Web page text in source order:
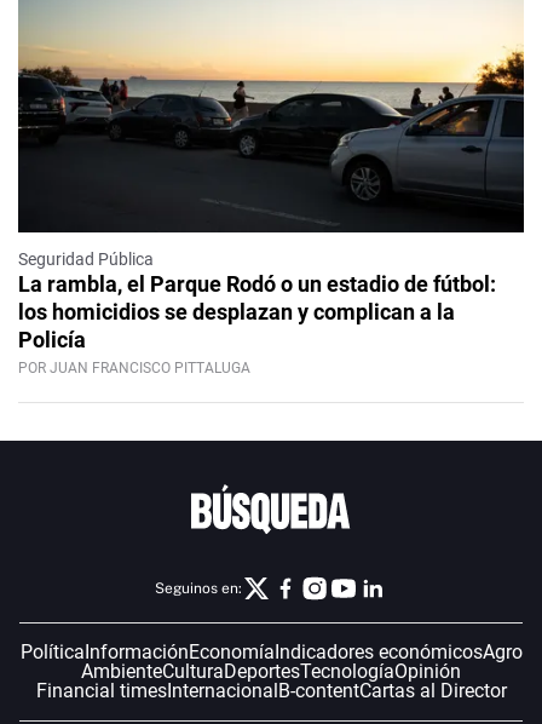
Seguridad Pública
La rambla, el Parque Rodó o un estadio de fútbol:
los homicidios se desplazan y complican a la
Policía
POR JUAN FRANCISCO PITTALUGA
Seguinos en:
Política InformaciónEconomía Indicadores económicosAgro
AmbienteCulturaDeportesTecnologíaOpinión
Financial timesInternacional B-contentCartas al Director